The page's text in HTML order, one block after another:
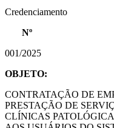
Credenciamento
Nº
001/2025
OBJETO:
CONTRATAÇÃO DE
PRESTAÇÃO DE
CLÍNICAS